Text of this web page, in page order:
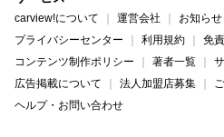
carview!について 運営会社 お知らせ
プライバシーセンター
利用規約
免
コンテンツ制作ポリシー
著者一覧
広告掲載について
法人加盟店募集
ヘルプ・お問い合わせ